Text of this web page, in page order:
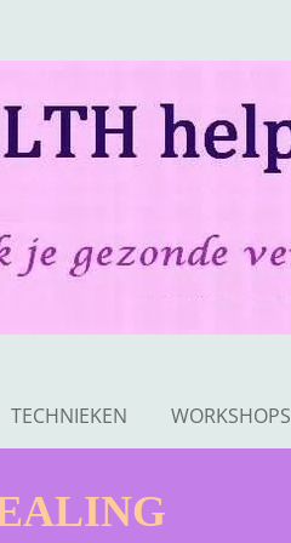
TECHNIEKEN WORKSHOPS